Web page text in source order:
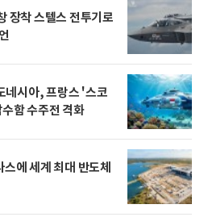
장착 스텔스 전투기로
네시아, 프랑스 '스코
함 수주전 격화
에 세계 최대 반도체